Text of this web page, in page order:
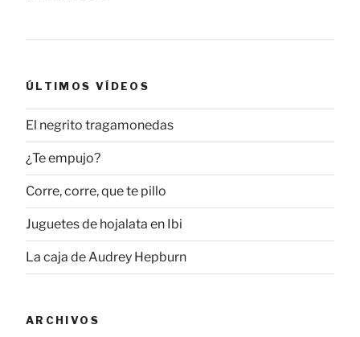
ÚLTIMOS VÍDEOS
El negrito tragamonedas
¿Te empujo?
Corre, corre, que te pillo
Juguetes de hojalata en Ibi
La caja de Audrey Hepburn
ARCHIVOS